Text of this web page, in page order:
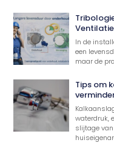
In de
een
maar de
Tips om
waterdruk,
slijtage